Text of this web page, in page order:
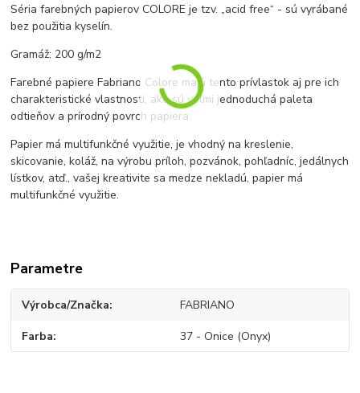
Séria farebných papierov COLORE je tzv. „acid free“ - sú vyrábané
bez použitia kyselín.
Gramáž: 200 g/m2
Farebné papiere Fabriano Colore majú tento prívlastok aj pre ich
charakteristické vlastnosti, ako sú veľmi jednoduchá paleta
odtieňov a prírodný povrch papiera.
Papier má multifunkčné využitie, je vhodný na kreslenie,
skicovanie, koláž, na výrobu príloh, pozvánok, pohľadníc, jedálnych
lístkov, atď., vašej kreativite sa medze nekladú, papier má
multifunkčné využitie.
Parametre
Výrobca/Značka FABRIANO
Farba 37 - Onice (Onyx)